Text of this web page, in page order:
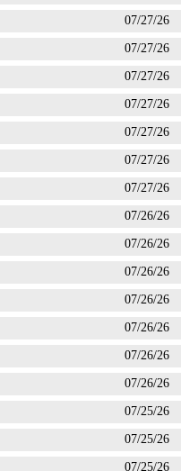
07/27/26
07/27/26
07/27/26
07/27/26
07/27/26
07/27/26
07/27/26
07/26/26
07/26/26
07/26/26
07/26/26
07/26/26
07/26/26
07/26/26
07/25/26
07/25/26
07/25/26